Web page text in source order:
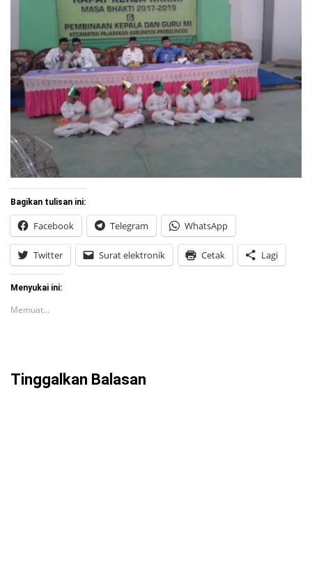
Bagikan tulisan ini:
Facebook Telegram WhatsApp
Twitter Surat elektronik Cetak Lagi
Menyukai ini:
Memuat...
Tinggalkan Balasan